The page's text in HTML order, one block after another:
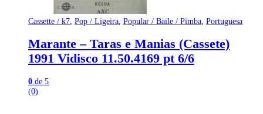
Cassette / k7 Pop / Ligeira Popular / Baile / Pimba Portuguesa
Marante – Taras e Manias (Cassete)
1991 Vidisco 11.50.4169 pt 6/6
0 de 5
(0)